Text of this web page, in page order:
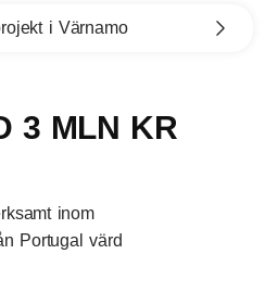
i Värnamo
3 MLN KR
inom
Portugal värd